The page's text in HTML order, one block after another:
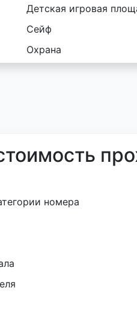
Детская игровая
Сейф
Охрана
номера